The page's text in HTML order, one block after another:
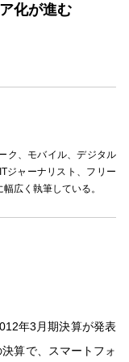
化が進む
ク、モバイル、デジタル
ジャーナリスト、フリー
広く執筆している。
年3月期決算が発表
算で、スマートフォ